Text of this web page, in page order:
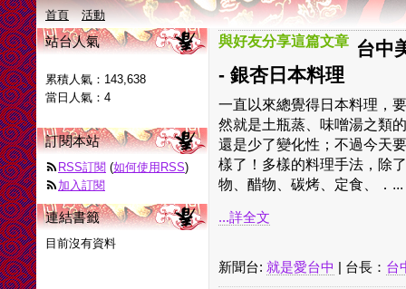
首頁 活動
與好友分享這篇文章 台中
- 銀杏日本料理
一直以來總覺得日本料理，
然就是土瓶蒸、味噌湯之類
還是少了變化性；不過今天
樣了！多樣的料理手法，除
物、醋物、碳烤、定食、．...
...詳全文
新聞台: 就是愛台中 | 台長： 台
站台人氣
累積人氣： 143,638
當日人氣： 4
訂閱本站
RSS訂閱 (如何使用RSS)
加入訂閱
連結書籤
目前沒有資料